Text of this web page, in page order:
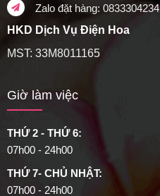
Zalo đặt hàng: 0833304234
HKD Dịch Vụ Điện Hoa
MST: 33M8011165
Giờ làm việc
THỨ 2 - THỨ 6:
07h00 - 24h00
THỨ 7- CHỦ NHẬT:
07h00 - 24h00